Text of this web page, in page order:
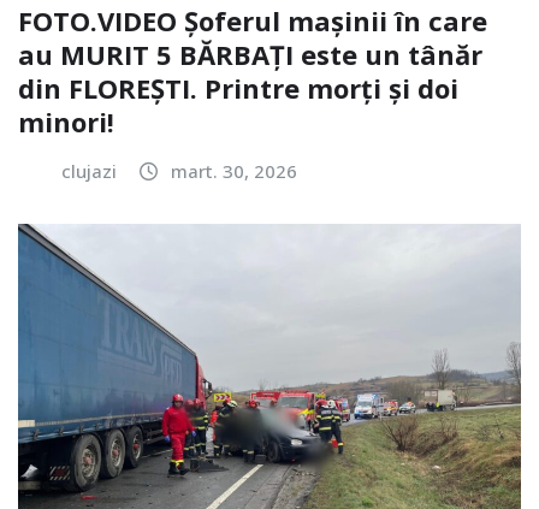
FOTO.VIDEO Șoferul mașinii în care
au MURIT 5 BĂRBAȚI este un tânăr
din FLOREȘTI. Printre morți și doi
minori!
clujazi mart. 30, 2026